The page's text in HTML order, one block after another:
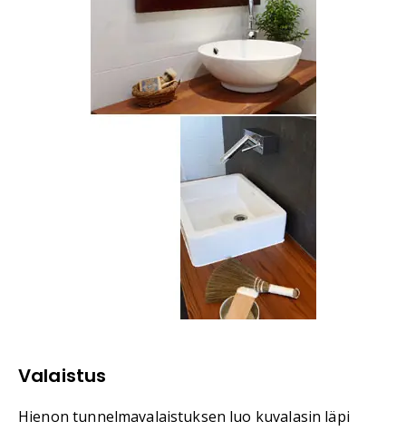
Valaistus
Hienon tunnelmavalaistuksen luo kuvalasin läpi